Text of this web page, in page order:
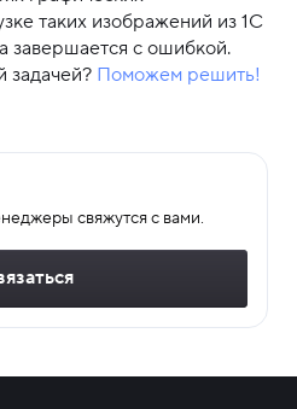
таких изображений из 1С
завершается с ошибкой.
задачей? Поможем решить!
свяжутся с вами.